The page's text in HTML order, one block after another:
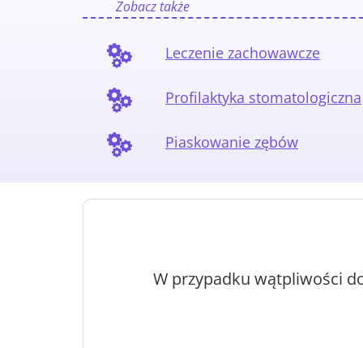
Zobacz także
Leczenie zachowawcze
Profilaktyka stomatologiczna
Piaskowanie zębów
W przypadku wątpliwości